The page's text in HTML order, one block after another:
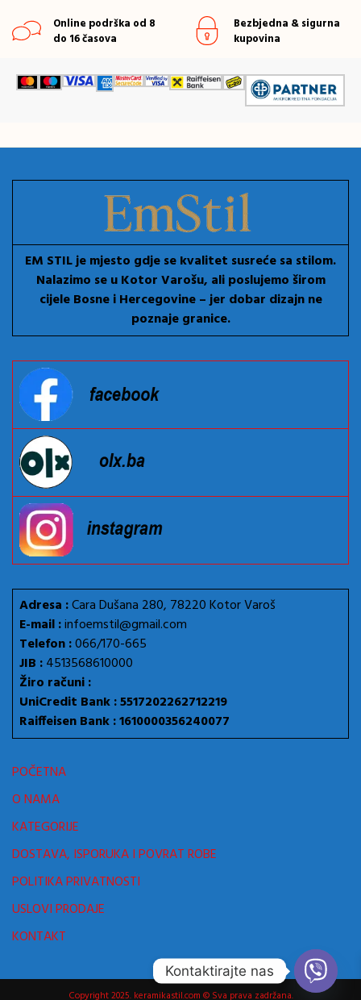
Online podrška od 8
do 16 časova
Bezbjedna & sigurna
kupovina
EM STIL je mjesto gdje se kvalitet susreće sa stilom.
Nalazimo se u Kotor Varošu, ali poslujemo širom
cijele Bosne i Hercegovine – jer dobar dizajn ne
poznaje granice.
Adresa :Cara Dušana 280, 78220 Kotor Varoš
E-mail :infoemstil@gmail.com
Telefon :066/170-665
JIB :4513568610000
Žiro računi :
UniCredit Bank : 5517202262712219
Raiffeisen Bank : 1610000356240077
POČETNA
O NAMA
KATEGORIJE
DOSTAVA, ISPORUKA I POVRAT ROBE
POLITIKA PRIVATNOSTI
USLOVI PRODAJE
KONTAKT
Copyright 2025. keramikastil.com © Sva prava zadržana.
Kontaktirajte nas